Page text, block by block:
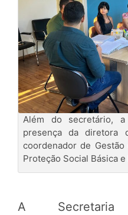
Além do secretário,
presença da diretora
coordenador de
Proteção Social Básica e
A